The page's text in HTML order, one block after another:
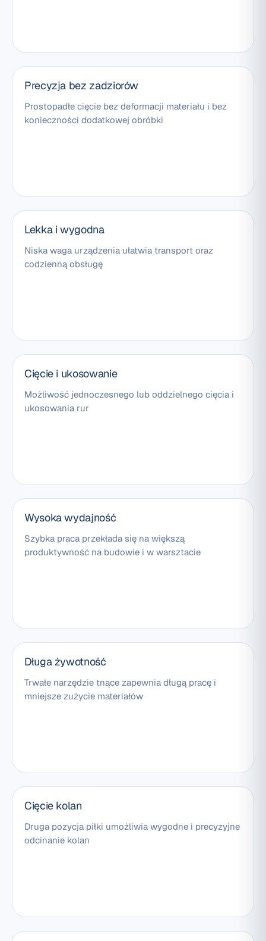
Precyzja bez zadziorów
Prostopadłe cięcie bez deformacji materiału i bez
konieczności dodatkowej obróbki
Lekka i wygodna
Niska waga urządzenia ułatwia transport oraz
codzienną obsługę
Cięcie i ukosowanie
Możliwość jednoczesnego lub oddzielnego cięcia i
ukosowania rur
Wysoka wydajność
Szybka praca przekłada się na większą
produktywność na budowie i w warsztacie
Długa żywotność
Trwałe narzędzie tnące zapewnia długą pracę i
mniejsze zużycie materiałów
Cięcie kolan
Druga pozycja piłki umożliwia wygodne i precyzyjne
odcinanie kolan